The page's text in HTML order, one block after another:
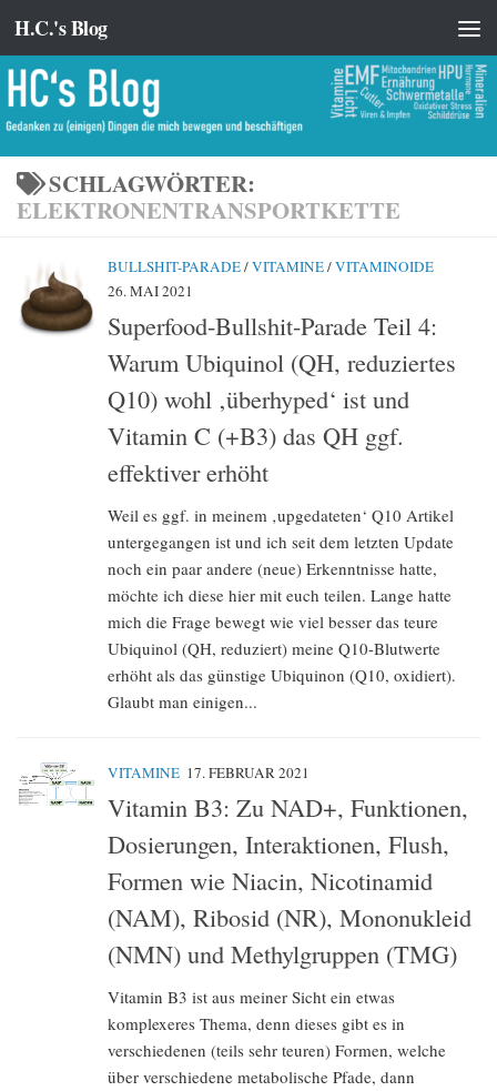
Zum Inhalt springen
H.C.'s Blog
SCHLAGWÖRTER:
ELEKTRONENTRANSPORTKETTE
BULLSHIT-PARADE/VITAMINE/VITAMINOIDE
26. MAI 2021
Superfood-Bullshit-Parade Teil 4:
Warum Ubiquinol (QH, reduziertes
Q10) wohl ‚überhyped‘ ist und
Vitamin C (+B3) das QH ggf.
effektiver erhöht
Weil es ggf. in meinem ‚upgedateten‘ Q10 Artikel
untergegangen ist und ich seit dem letzten Update
noch ein paar andere (neue) Erkenntnisse hatte,
möchte ich diese hier mit euch teilen. Lange hatte
mich die Frage bewegt wie viel besser das teure
Ubiquinol (QH, reduziert) meine Q10-Blutwerte
erhöht als das günstige Ubiquinon (Q10, oxidiert).
Glaubt man einigen...
VITAMINE 17. FEBRUAR 2021
Vitamin B3: Zu NAD+, Funktionen,
Dosierungen, Interaktionen, Flush,
Formen wie Niacin, Nicotinamid
(NAM), Ribosid (NR), Mononukleid
(NMN) und Methylgruppen (TMG)
Vitamin B3 ist aus meiner Sicht ein etwas
komplexeres Thema, denn dieses gibt es in
verschiedenen (teils sehr teuren) Formen, welche
über verschiedene metabolische Pfade, dann